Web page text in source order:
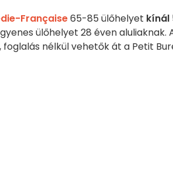
Française65-85 ülőhelyet kínál
ülőhelyet 28 éven aluliaknak.
nélkül vehetők át a Petit